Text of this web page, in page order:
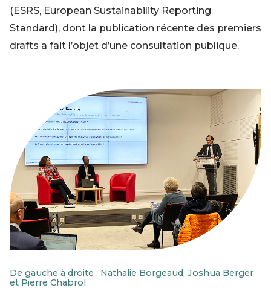
(ESRS, European Sustainability Reporting
Standard), dont la publication récente des premiers
drafts a fait l’objet d’une consultation publique.
De gauche à droite : Nathalie Borgeaud, Joshua Berger
et Pierre Chabrol